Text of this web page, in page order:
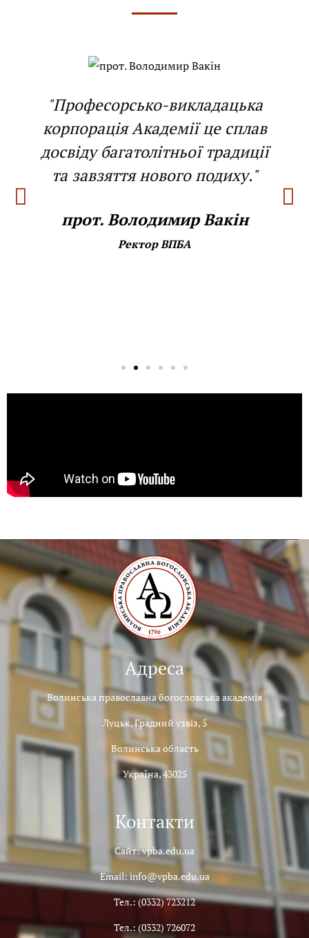
"Професорсько-викладацька
корпорація Академії це сплав
досвіду багатолітньої традиції
та завзяття нового подиху."
прот. Володимир Вакін
Ректор ВПБА
Адреса
Волинська православна богословська академія
Луцьк, Градний узвіз, 5
Волинська область
Україна, 43025
Контакти
Сайт: vpba.edu.ua
Email: info@vpba.edu.ua
Тел.: (0332) 723212
Тел.: (0332) 726072